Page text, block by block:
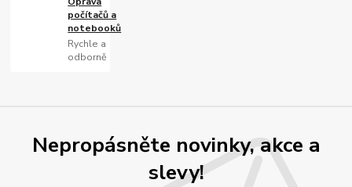
počítačů a
notebooků
Rychle a
odborně
Nepropásněte novinky, akce a
slevy!